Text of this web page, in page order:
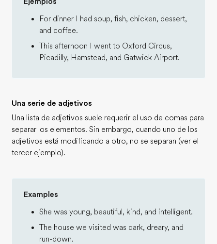
For dinner I had soup, fish, chicken, dessert,
and coffee.
This afternoon I went to Oxford Circus,
Picadilly, Hamstead, and Gatwick Airport.
Una serie de adjetivos
Una lista de adjetivos suele requerir el uso de comas para
separar los elementos. Sin embargo, cuando uno de los
adjetivos está modificando a otro, no se separan (ver el
tercer ejemplo).
Examples
She was young, beautiful, kind, and intelligent.
The house we visited was dark, dreary, and
run-down.